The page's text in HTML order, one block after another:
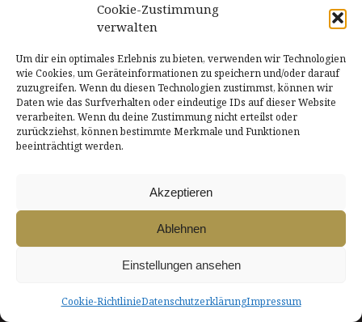
Cookie-Zustimmung
verwalten
Um dir ein optimales Erlebnis zu bieten, verwenden wir Technologien
wie Cookies, um Geräteinformationen zu speichern und/oder darauf
zuzugreifen. Wenn du diesen Technologien zustimmst, können wir
Daten wie das Surfverhalten oder eindeutige IDs auf dieser Website
verarbeiten. Wenn du deine Zustimmung nicht erteilst oder
zurückziehst, können bestimmte Merkmale und Funktionen
beeinträchtigt werden.
Akzeptieren
Ablehnen
Einstellungen ansehen
Cookie-RichtlinieDatenschutzerklärungImpressum
Die Verarbeitung dieser Daten erfolgt auf Grundlage
von Art. 6 Abs. 1 lit. b DSGVO, sofern Ihre Anfrage mit
der Erfüllung eines Vertrags zusammenhängt oder zur
Durchführung vorvertraglicher Maßnahmen
erforderlich ist. In allen übrigen Fällen beruht die
Verarbeitung auf unserem berechtigten Interesse an
Einwilligung (Art. 6 Abs. 1 lit. a DSGVO) sofern diese
abgefragt wurde; die Einwilligung ist jederzeit
widerrufbar.
verbleiben bei uns, bis Sie uns zur Löschung